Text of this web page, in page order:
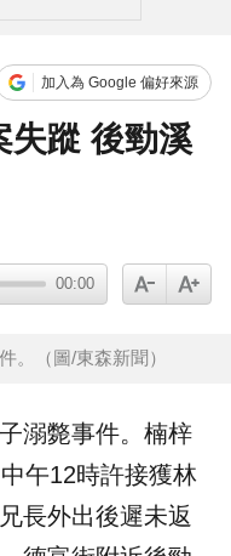
加入為 Google 偏好來源
失蹤 後勁溪
00:00
。（圖/東森新聞）
溺斃事件。楠梓
午12時許接獲林
長外出後遲未返